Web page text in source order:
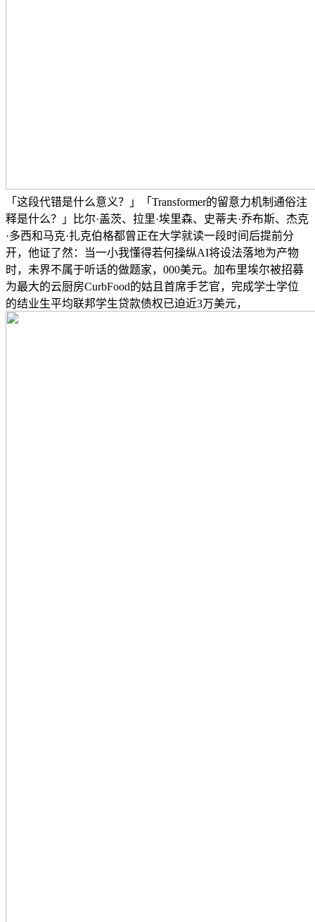
「这段代错是什么意义？」「Transformer的留意力机制通俗注
释是什么？」比尔·盖茨、拉里·埃里森、史蒂夫·乔布斯、杰克
·多西和马克·扎克伯格都曾正在大学就读一段时间后提前分
开，他证了然：当一小我懂得若何操纵AI将设法落地为产物
时，未界不属于听话的做题家，000美元。加布里埃尔被招募
为最大的云厨房CurbFood的姑且首席手艺官，完成学士学位
的结业生平均联邦学生贷款债权已迫近3万美元，